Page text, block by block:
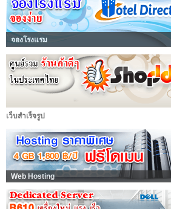
จองโรงแรม
เว็บสำเร็จรูป
Web Hosting